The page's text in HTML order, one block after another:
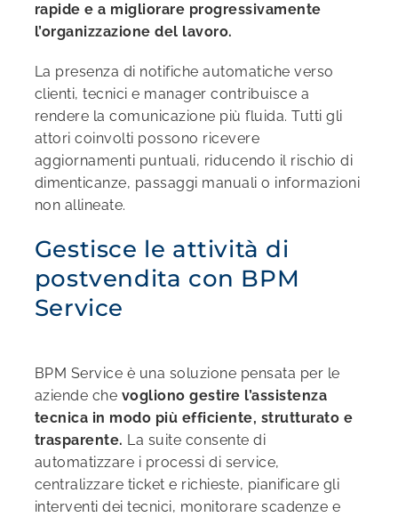
rapide e a migliorare progressivamente
l’organizzazione del lavoro.
La presenza di notifiche automatiche verso
clienti, tecnici e manager contribuisce a
rendere la comunicazione più fluida. Tutti gli
attori coinvolti possono ricevere
aggiornamenti puntuali, riducendo il rischio di
dimenticanze, passaggi manuali o informazioni
non allineate.
Gestisce le attività di
postvendita con BPM
Service
BPM Service è una soluzione pensata per le
aziende che vogliono gestire l’assistenza
tecnica in modo più efficiente, strutturato e
trasparente. La suite consente di
automatizzare i processi di service,
centralizzare ticket e richieste, pianificare gli
interventi dei tecnici, monitorare scadenze e